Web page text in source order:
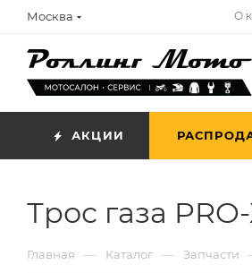
Москва О
АКЦИИ
Трос газа
Главная — Каталог — Запчасти